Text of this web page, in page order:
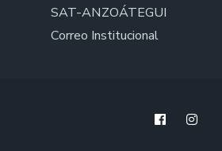
SAT-ANZOÁTEGUI
Correo Institucional